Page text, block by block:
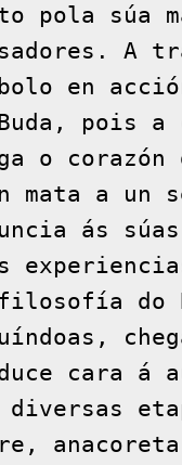
pola súa
A
en
Buda, pois a
o
mata a un
ás
do
cara
diversas